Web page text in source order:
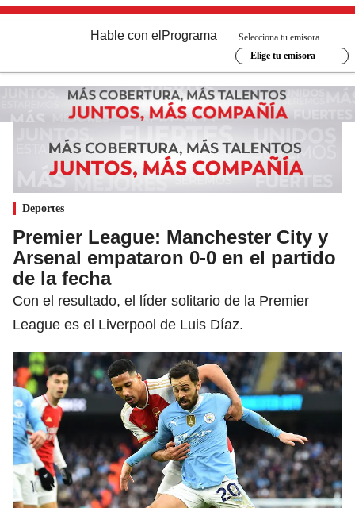
Hable con el Programa
Selecciona tu emisora
Elige tu emisora
Deportes
Premier League: Manchester City y
Arsenal empataron 0-0 en el partido
de la fecha
Con el resultado, el líder solitario de la Premier
League es el Liverpool de Luis Díaz.